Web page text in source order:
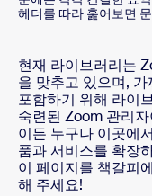
헤더를 따라 훑어보면
현재 라이브러리는
을 맞추고 있으며,
포함하기 위해 라이
숙련된 Zoom 관리
이든 누구나 이곳에
품과 서비스를 확장
이 페이지를 책갈피
해 주세요!